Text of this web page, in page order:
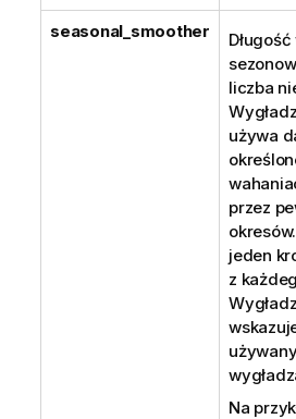
seasonal_smoother
liczba
używa
przez
jeden
z
Na